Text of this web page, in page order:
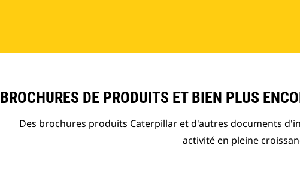
BROCHURES DE PRODUITS ET BIEN PLUS
Des brochures produits Caterpillar et d'autres documents
activité en pleine